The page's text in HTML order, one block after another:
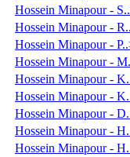
Hossein Minapour -
Hossein Minapour -
Hossein Minapour -
Hossein Minapour -
Hossein Minapour -
Hossein Minapour -
Hossein Minapour -
Hossein Minapour -
Hossein Minapour -